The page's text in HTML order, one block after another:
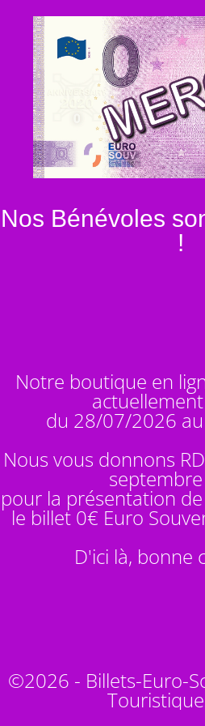
Nos Bénévoles
!
Notre boutique en
du 28/07/2026
Nous vous donnons
pour la présentation de
le billet 0€ Euro
D'ici là, bonne
©2026 - Billets-Euro-